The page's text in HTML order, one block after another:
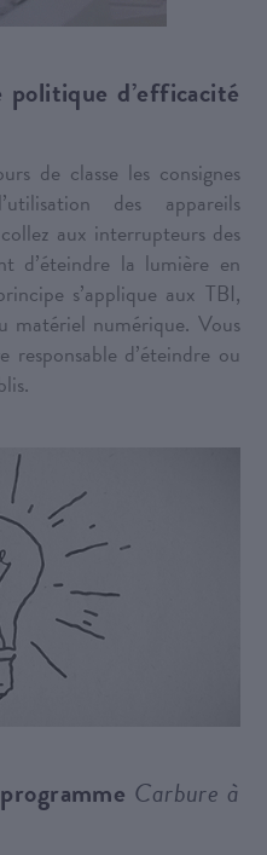
d’efficacité
de classe les consignes
des appareils
aux interrupteurs des
d’éteindre la lumière en
s’applique aux TBI,
matériel numérique. Vous
responsable d’éteindre ou
Carbure à